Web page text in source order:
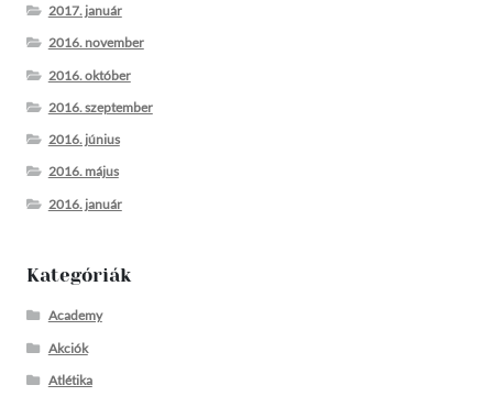
2017. január
2016. november
2016. október
2016. szeptember
2016. június
2016. május
2016. január
Kategóriák
Academy
Akciók
Atlétika